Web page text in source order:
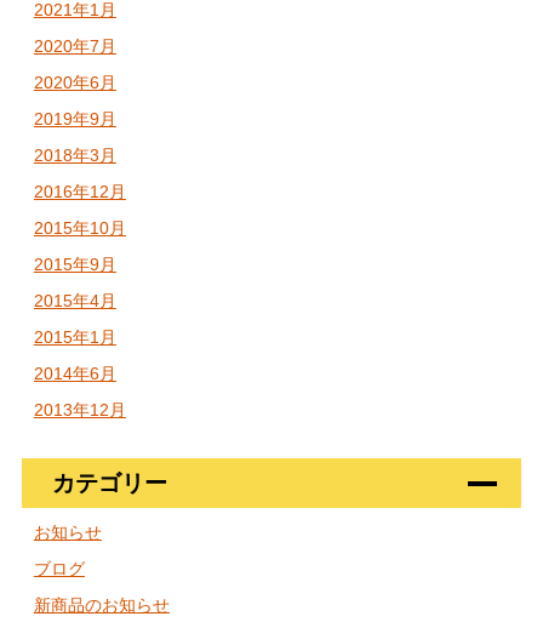
2021年1月
2020年7月
2020年6月
2019年9月
2018年3月
2016年12月
2015年10月
2015年9月
2015年4月
2015年1月
2014年6月
2013年12月
カテゴリー
お知らせ
ブログ
新商品のお知らせ